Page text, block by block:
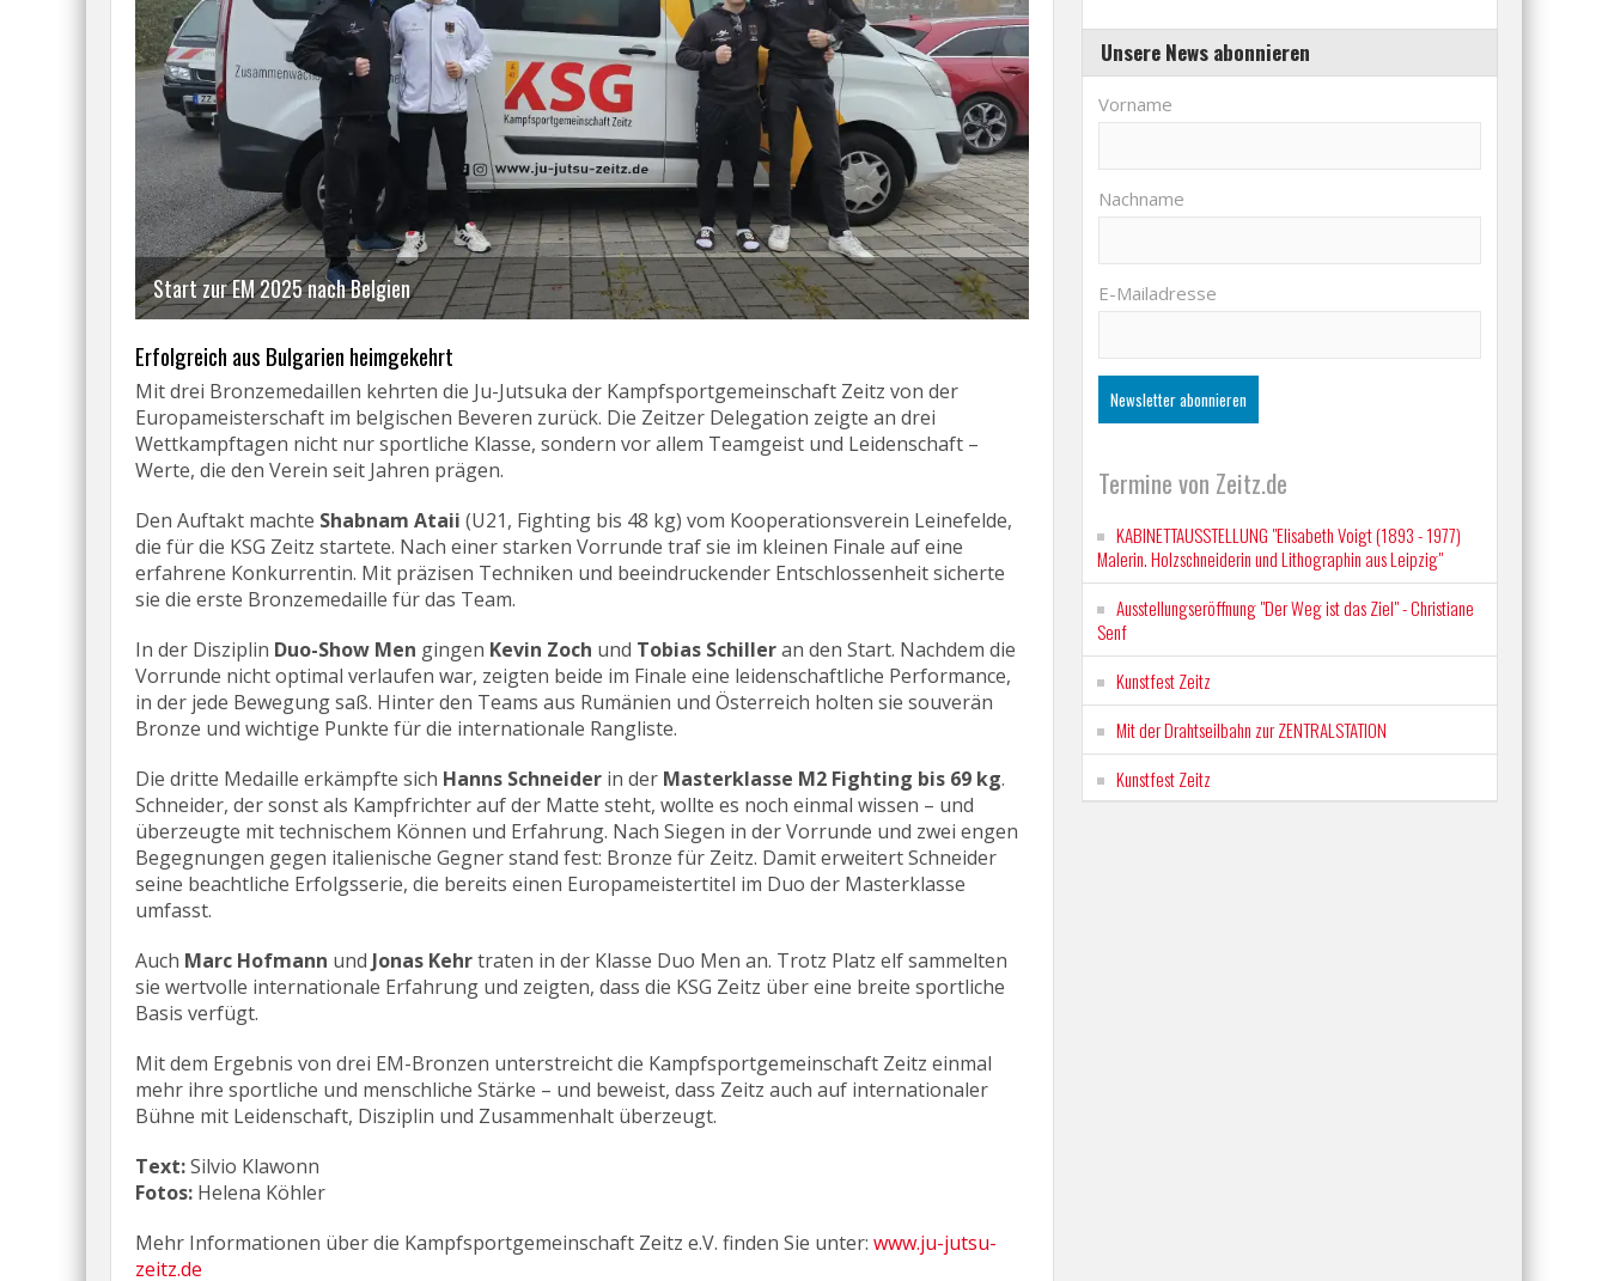
Jonas & Marc in Action
Kevin & Tobi in Action
Erfolgreich aus Bulgarien heimgekehrt
Mit drei Bronzemedaillen kehrten die Ju-Jutsuka der Kampfsportgemeinschaft Zeitz von der
Europameisterschaft im belgischen Beveren zurück. Die Zeitzer Delegation zeigte an drei
Wettkampftagen nicht nur sportliche Klasse, sondern vor allem Teamgeist und Leidenschaft –
Werte, die den Verein seit Jahren prägen.
Den Auftakt machte Shabnam Ataii (U21, Fighting bis 48 kg) vom Kooperationsverein Leinefelde,
die für die KSG Zeitz startete. Nach einer starken Vorrunde traf sie im kleinen Finale auf eine
erfahrene Konkurrentin. Mit präzisen Techniken und beeindruckender Entschlossenheit sicherte
sie die erste Bronzemedaille für das Team.
In der Disziplin Duo-Show Men gingen Kevin Zoch und Tobias Schilleran den Start. Nachdem die
Vorrunde nicht optimal verlaufen war, zeigten beide im Finale eine leidenschaftliche Performance,
in der jede Bewegung saß. Hinter den Teams aus Rumänien und Österreich holten sie souverän
Bronze und wichtige Punkte für die internationale Rangliste.
Die dritte Medaille erkämpfte sich Hanns Schneider in der Masterklasse M2 Fighting bis 69 kg
Schneider, der sonst als Kampfrichter auf der Matte steht, wollte es noch einmal wissen – und
überzeugte mit technischem Können und Erfahrung. Nach Siegen in der Vorrunde und zwei engen
Begegnungen gegen italienische Gegner stand fest: Bronze für Zeitz. Damit erweitert Schneider
seine beachtliche Erfolgsserie, die bereits einen Europameistertitel im Duo der Masterklasse
umfasst.
Auch Marc Hofmann und Jonas Kehrtraten in der Klasse Duo Men an. Trotz Platz elf sammelten
sie wertvolle internationale Erfahrung und zeigten, dass die KSG Zeitz über eine breite sportliche
Basis verfügt.
Mit dem Ergebnis von drei EM-Bronzen unterstreicht die Kampfsportgemeinschaft Zeitz einmal
mehr ihre sportliche und menschliche Stärke – und beweist, dass Zeitz auch auf internationaler
Bühne mit Leidenschaft, Disziplin und Zusammenhalt überzeugt.
Text:Silvio Klawonn
Fotos: Helena Köhler
Mehr Informationen über die Kampfsportgemeinschaft Zeitz e.V. finden Sie unter: www.ju-jutsu-
zeitz.de
Unsere News abonnieren
Vorname
Nachname
E-Mailadresse
Termine von Zeitz.de
KABINETTAUSSTELLUNG "Elisabeth Voigt (1893 - 1977)
Malerin. Holzschneiderin und Lithographin aus Leipzig"
Ausstellungseröffnung "Der Weg ist das Ziel" - Christiane
Senf
Kunstfest Zeitz
Mit der Drahtseilbahn zur ZENTRALSTATION
Kunstfest Zeitz